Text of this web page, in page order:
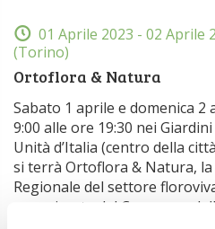
01 Aprile 2023 - 02 Aprile
(Torino)
Ortoflora & Natura
Sabato 1 aprile e domenica
9:00 alle ore 19:30 nei
Unità d’Italia (centro della
si terrà Ortoflora & Natura,
Regionale del settore
organizzata dal Comune e